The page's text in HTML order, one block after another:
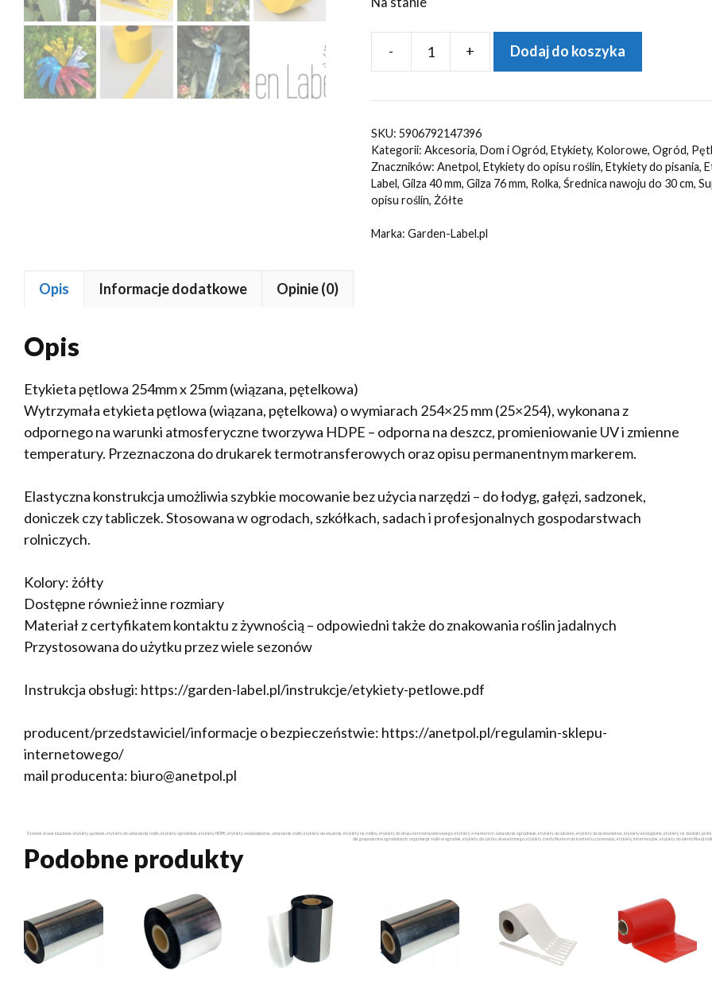
-
ogrodnicze/sadownicze
pętlowe
ŻÓŁTE
254x25mm(25x254)
5000szt
+ Dodaj do koszyka
SKU: 5906792147396
Kategorii: Akcesoria, Dom i Ogród, Etykiety, Kolorowe, Ogród,
Znaczników: Anetpol, Etykiety do opisu roślin, Etykiety do pisania,
Label, Gilza 40 mm, Gilza 76 mm, Rolka, Średnica nawoju do 30 cm,
opisu roślin, Żółte
Marka: Garden-Label.pl
Opis Informacje dodatkowe Opinie (0)
Opis
Etykieta pętlowa 254mm x 25mm (wiązana, pętelkowa)
Wytrzymała etykieta pętlowa (wiązana, pętelkowa) o wymiarach 254×25 mm (25×254), wykonana z
odpornego na warunki atmosferyczne tworzywa HDPE – odporna na deszcz, promieniowanie UV i zmienne
temperatury. Przeznaczona do drukarek termotransferowych oraz opisu permanentnym markerem.
Elastyczna konstrukcja umożliwia szybkie mocowanie bez użycia narzędzi – do łodyg, gałęzi, sadzonek,
doniczek czy tabliczek. Stosowana w ogrodach, szkółkach, sadach i profesjonalnych gospodarstwach
rolniczych.
Kolory: żółty
Dostępne również inne rozmiary
Materiał z certyfikatem kontaktu z żywnością – odpowiedni także do znakowania roślin jadalnych
Przystosowana do użytku przez wiele sezonów
Instrukcja obsługi: https://garden-label.pl/instrukcje/etykiety-petlowe.pdf
producent/przedstawiciel/informacje o bezpieczeństwie: https://anetpol.pl/regulamin-sklepu-
internetowego/
mail producenta: biuro@anetpol.pl
Główne słowa kluczowe: etykiety pętlowe, etykiety do oznaczania roślin, etykiety ogrodnicze, etykiety HDPE, etykiety wodoodporne, oznaczanie roślin, etykiety do wiązania, etykiety na rośliny, etykiety do druku termotransferowego, etykiety z markerem, oznaczenia ogrodnicze, etykiety do szkółek, etykiety do sadownictwa, etykiety ekologiczne, etykiety na
dla gospodarstw ogrodniczych, organizacja roślin w ogrodzie, etykiety do użytku zewnętrznego, etykiety z certyfikatem do kontaktu z żywnością, etykiety informacyjne, etykiety do identyfikacji
Podobne produkty
DODAJ DO
KOSZYKA
DODAJ DO
KOSZYKA